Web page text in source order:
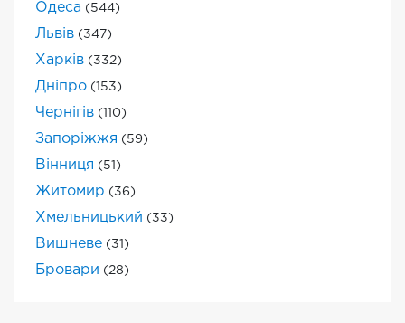
Одеса (544)
Львів (347)
Харків (332)
Дніпро (153)
Чернігів (110)
Запоріжжя (59)
Вінниця (51)
Житомир (36)
Хмельницький (33)
Вишневе (31)
Бровари (28)